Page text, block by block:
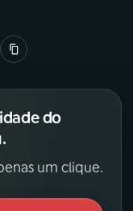
do
um clique.